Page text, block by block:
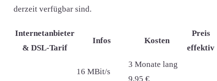
derzeit verfügbar sind.
Internetanbieter
& DSL-Tarif
Infos Kosten
Preis
effektiv
16 MBit/s
3 Monate lang
9,95 €